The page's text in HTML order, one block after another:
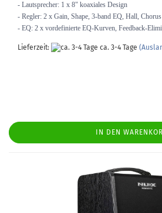
- Lautsprecher: 1 x 8" koaxiales Design
- Regler: 2 x Gain, Shape, 3-band EQ, Hall, Chorus
- EQ: 2 x vordefinierte EQ-Kurven, Feedback-
Lieferzeit: ca. 3-4 Tage
IN DEN